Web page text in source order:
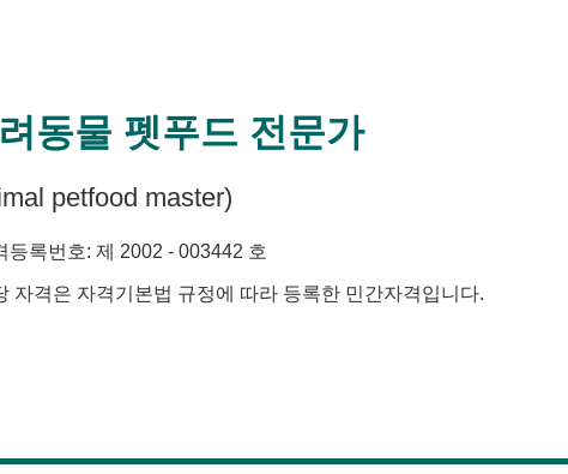
동물 펫푸드 전문가
petfood master)
등록번호: 제 2002 - 003442 호
자격은 자격기본법 규정에 따라 등록한 민간자격입니다.